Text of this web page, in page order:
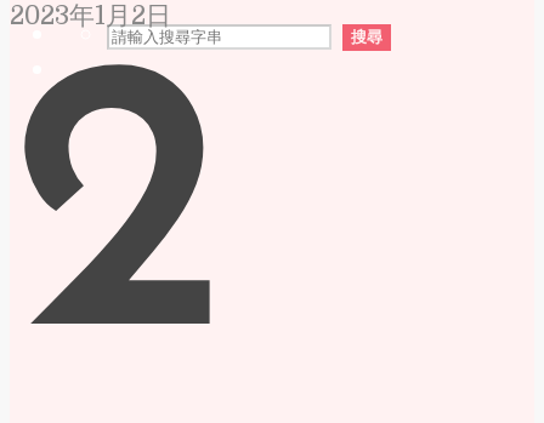
搜尋
2023年1月2日
2